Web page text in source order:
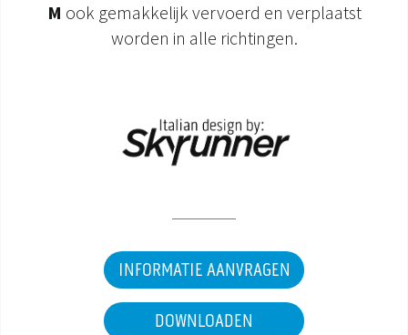
M ook gemakkelijk vervoerd en verplaatst
worden in alle richtingen.
INFORMATIE AANVRAGEN
DOWNLOADEN